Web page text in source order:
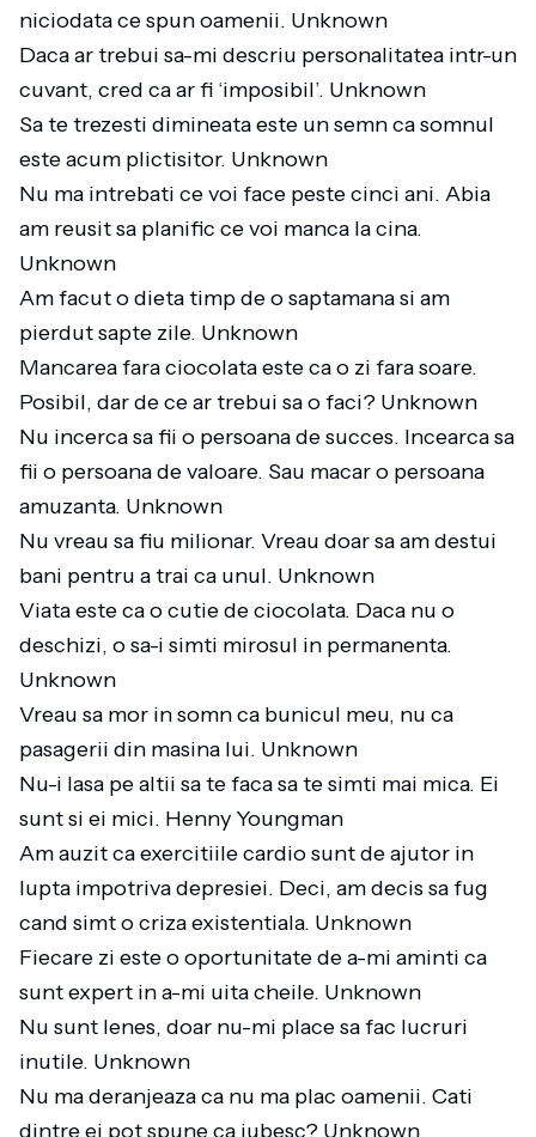
niciodata ce spun oamenii. Unknown
Daca ar trebui sa-mi descriu personalitatea intr-un
cuvant, cred ca ar fi ‘imposibil’. Unknown
Sa te trezesti dimineata este un semn ca somnul
este acum plictisitor. Unknown
Nu ma intrebati ce voi face peste cinci ani. Abia
am reusit sa planific ce voi manca la cina.
Unknown
Am facut o dieta timp de o saptamana si am
pierdut sapte zile. Unknown
Mancarea fara ciocolata este ca o zi fara soare.
Posibil, dar de ce ar trebui sa o faci? Unknown
Nu incerca sa fii o persoana de succes. Incearca sa
fii o persoana de valoare. Sau macar o persoana
amuzanta. Unknown
Nu vreau sa fiu milionar. Vreau doar sa am destui
bani pentru a trai ca unul. Unknown
Viata este ca o cutie de ciocolata. Daca nu o
deschizi, o sa-i simti mirosul in permanenta.
Unknown
Vreau sa mor in somn ca bunicul meu, nu ca
pasagerii din masina lui. Unknown
Nu-i lasa pe altii sa te faca sa te simti mai mica. Ei
sunt si ei mici. Henny Youngman
Am auzit ca exercitiile cardio sunt de ajutor in
lupta impotriva depresiei. Deci, am decis sa fug
cand simt o criza existentiala. Unknown
Fiecare zi este o oportunitate de a-mi aminti ca
sunt expert in a-mi uita cheile. Unknown
Nu sunt lenes, doar nu-mi place sa fac lucruri
inutile. Unknown
Nu ma deranjeaza ca nu ma plac oamenii. Cati
dintre ei pot spune ca iubesc? Unknown